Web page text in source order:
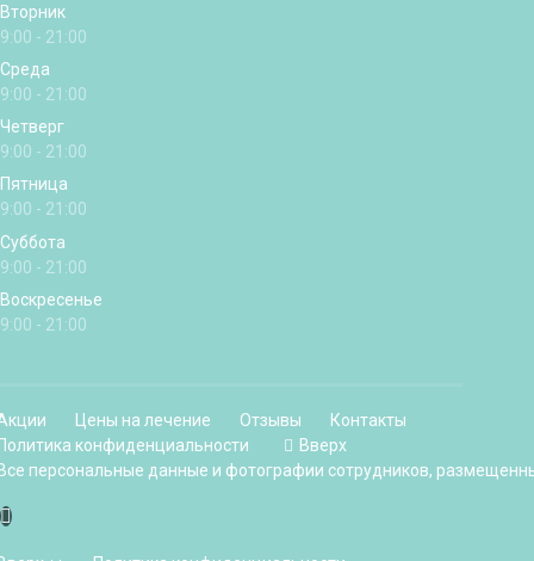
Вторник
9:00 - 21:00
Среда
9:00 - 21:00
Четверг
9:00 - 21:00
Пятница
9:00 - 21:00
Суббота
9:00 - 21:00
Воскресенье
9:00 - 21:00
Цены на лечение Отзывы
Контакты
конфиденциальности
Вверх
персональные данные и фотографии сотрудников,